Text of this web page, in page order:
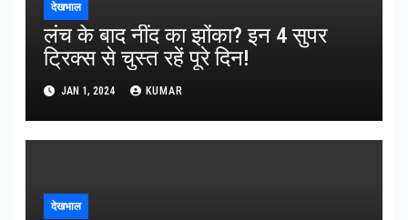
देखभाल
लंच के बाद नींद का झोंका? इन 4 सुपर
ट्रिक्स से चुस्त रहें पूरे दिन!
JAN 1, 2024 KUMAR
देखभाल